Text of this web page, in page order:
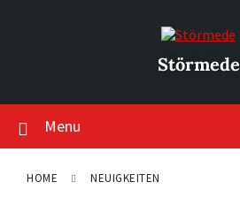
Störmede
Menu
HOME NEUIGKEITEN